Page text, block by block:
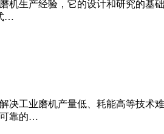
机生产经验，它的设计和研究的
…
决工业磨机产量低、耗能高等技
可靠的…